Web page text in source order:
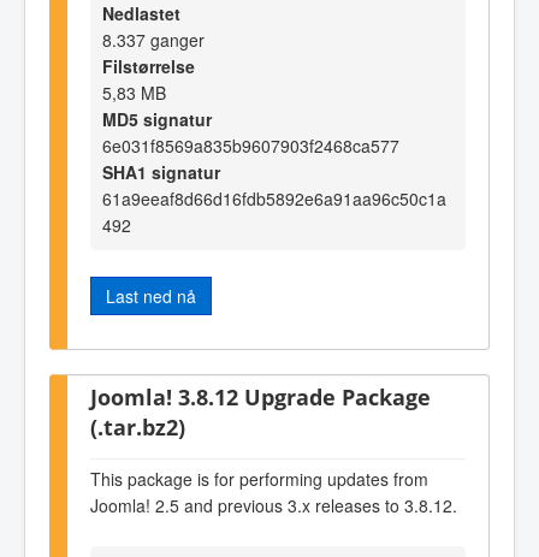
Nedlastet
8.337 ganger
Filstørrelse
5,83 MB
MD5 signatur
6e031f8569a835b9607903f2468ca577
SHA1 signatur
61a9eeaf8d66d16fdb5892e6a91aa96c50c1a
492
Last ned nå
Joomla! 3.8.12 Upgrade Package
(.tar.bz2)
This package is for performing updates from
Joomla! 2.5 and previous 3.x releases to 3.8.12.